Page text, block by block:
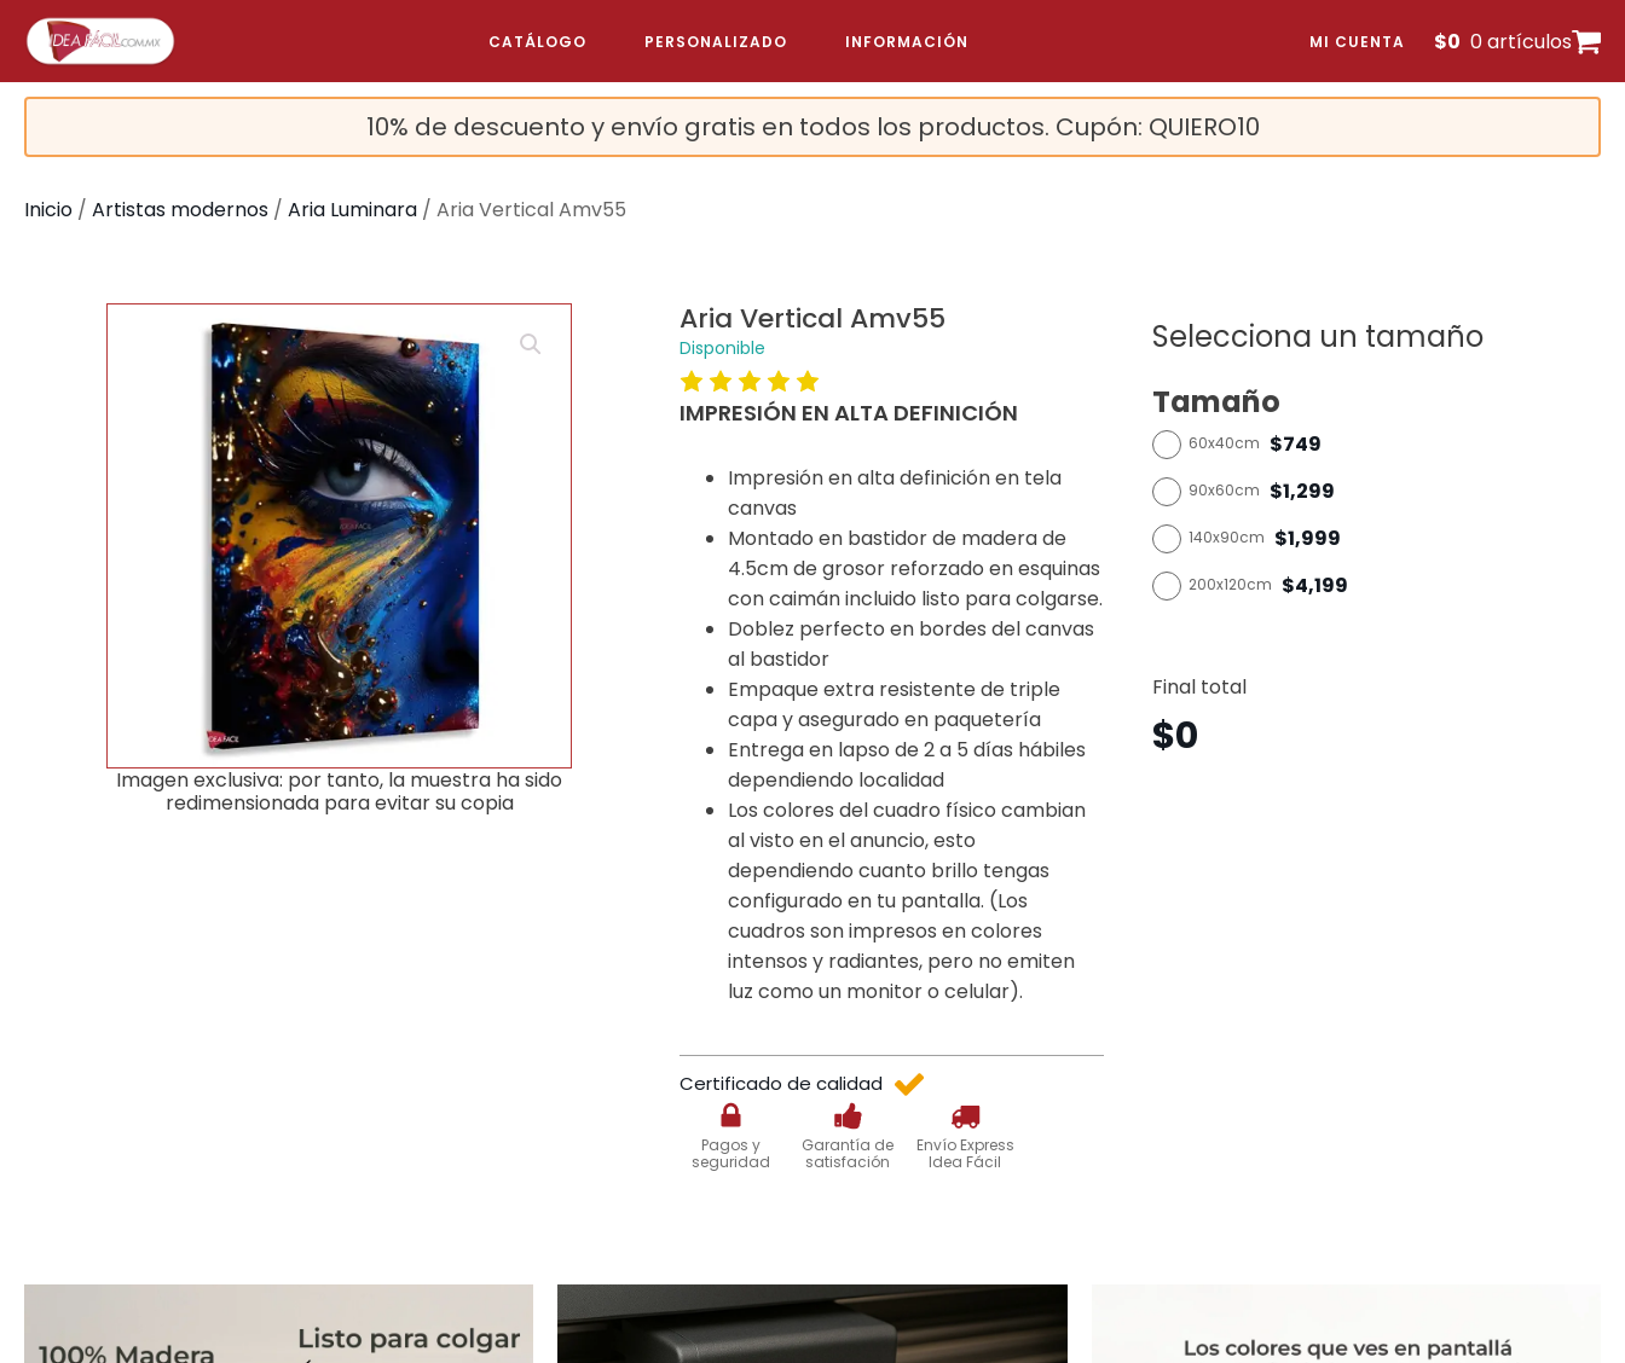
CATÁLOGO PERSONALIZADO INFORMACIÓN MI CUENTA $0 0 artículos
10% de descuento y envío gratis en todos los productos. Cupón: QUIERO10
Inicio / Artistas modernos / Aria Luminara / Aria Vertical Amv55
Imagen exclusiva: por tanto, la muestra ha sido
redimensionada para evitar su copia
Aria Vertical Amv55
Disponible
IMPRESIÓN EN ALTA DEFINICIÓN
Impresión en alta definición en tela
canvas
Montado en bastidor de madera de
4.5cm de grosor reforzado en esquinas
con caimán incluido listo para colgarse.
Doblez perfecto en bordes del canvas
al bastidor
Empaque extra resistente de triple
capa y asegurado en paquetería
Entrega en lapso de 2 a 5 días hábiles
dependiendo localidad
Los colores del cuadro físico cambian
al visto en el anuncio, esto
dependiendo cuanto brillo tengas
configurado en tu pantalla. (Los
cuadros son impresos en colores
intensos y radiantes, pero no emiten
luz como un monitor o celular).
Certificado de calidad
Pagos y
seguridad
Garantía de
satisfación
Envío Express
Idea Fácil
Selecciona un tamaño
Tamaño
60x40cm $749
90x60cm $1,299
140x90cm $1,999
200x120cm $4,199
Final total
$0